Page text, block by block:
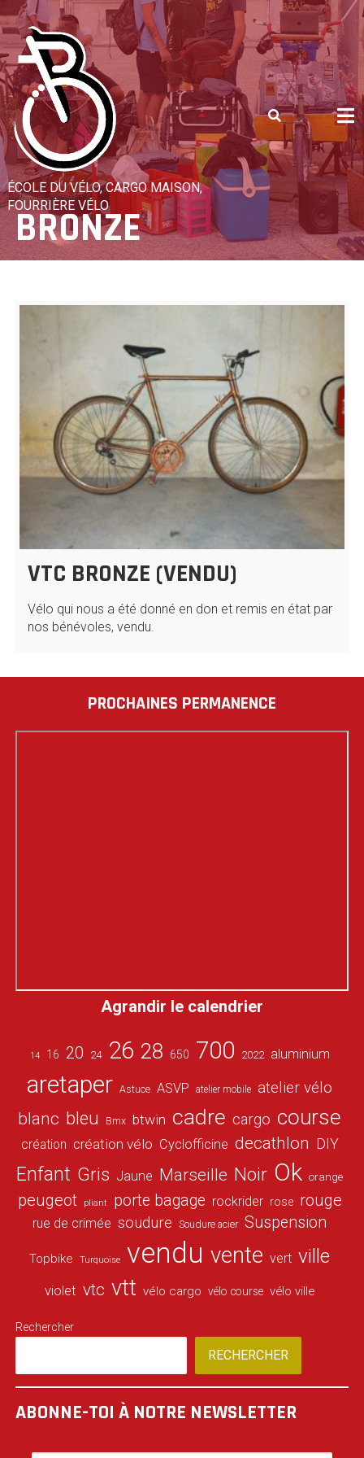
Skip
to
content
ÉCOLE DU VÉLO, CARGO MAISON,
FOURRIÈRE VÉLO
BRONZE
VTC BRONZE (VENDU)
Vélo qui nous a été donné en don et remis en état par
nos bénévoles, vendu.
PROCHAINES PERMANENCE
Agrandir le calendrier
14 16 20 24 26 28 650 700 2022 aluminium
aretaper Astuce ASVP atelier mobile atelier vélo
blanc bleu Bmx btwin cadre cargo course
création création vélo Cyclofficine decathlon DIY
Enfant Gris Jaune Marseille Noir Ok orange
peugeot pliant porte bagage rockrider rose rouge
rue de crimée soudure Soudure acier Suspension
Topbike Turquoise vendu vente vert ville
violet vtc vtt vélo cargo vélo course vélo ville
Rechercher
RECHERCHER
ABONNE-TOI À NOTRE NEWSLETTER